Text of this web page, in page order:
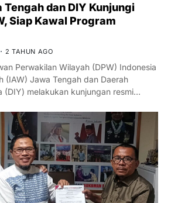
Tengah dan DIY Kunjungi
Siap Kawal Program
2 TAHUN AGO
Perwakilan Wilayah (DPW) Indonesia
(IAW) Jawa Tengah dan Daerah
(DIY) melakukan kunjungan resmi…